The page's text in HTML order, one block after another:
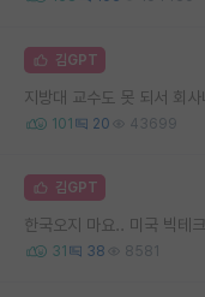
김GPT
지방대 교수도 못 되서 회
101 20 43699
김GPT
한국오지 마요.. 미국 빅테
31 38 8581